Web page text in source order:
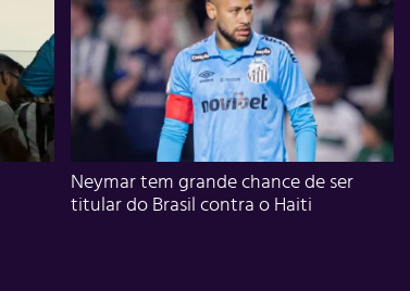
Neymar tem grande chance de ser
titular do Brasil contra o Haiti